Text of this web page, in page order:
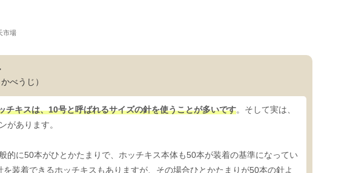
市場
べうじ）
チキスは、10号と呼ばれるサイズの針を使うことが多いです。そして実は、
があります。
的に50本がひとかたまりで、ホッチキス本体も50本が装着の基準になってい
を装着できるホッチキスもありますが、その場合ひとかたまりが50本の針よ